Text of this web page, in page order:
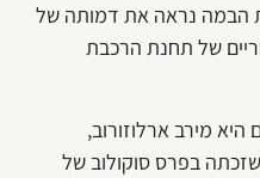
הבמה נראה את דמותה של
של תחנת הרכבת
מירב ארלוזורוב,
בפרס סוקולוב של